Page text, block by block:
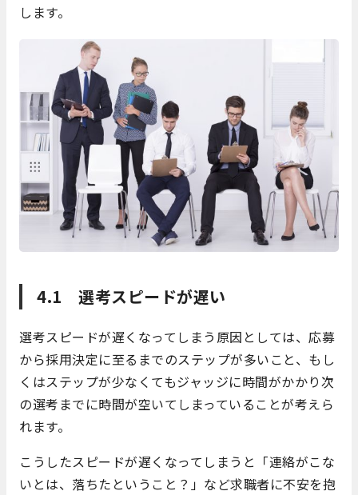
します。
4.1 選考スピードが遅い
選考スピードが遅くなってしまう原因としては、応募
から採用決定に至るまでのステップが多いこと、もし
くはステップが少なくてもジャッジに時間がかかり次
の選考までに時間が空いてしまっていることが考えら
れます。
こうしたスピードが遅くなってしまうと「連絡がこな
いとは、落ちたということ？」など求職者に不安を抱